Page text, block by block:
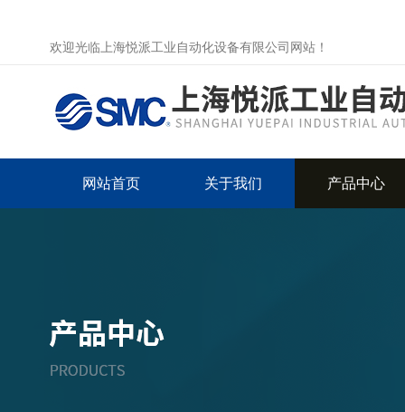
欢迎光临上海悦派工业自动化设备有限公司网站！
网站首页 关于我们 产品中心